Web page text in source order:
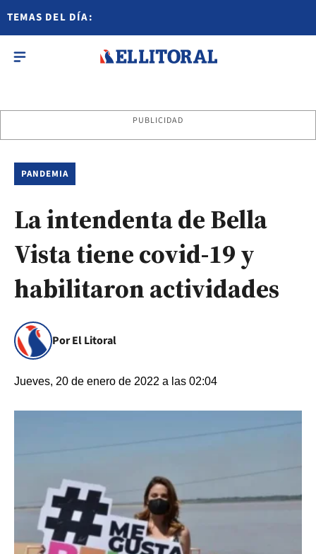
TEMAS DEL DÍA:
PUBLICIDAD
PANDEMIA
La intendenta de Bella
Vista tiene covid-19 y
habilitaron actividades
Por El Litoral
Jueves, 20 de enero de 2022 a las 02:04